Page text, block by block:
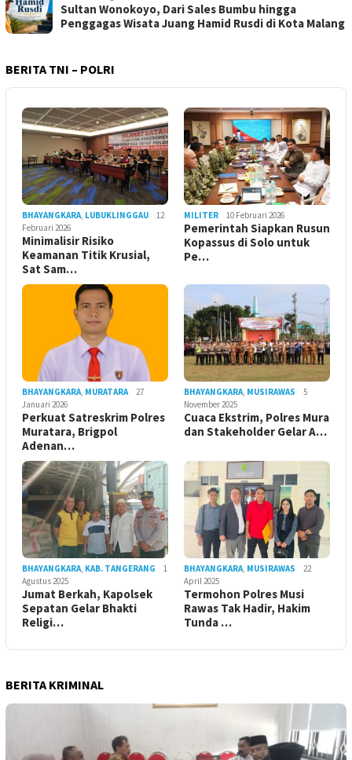
Sultan Wonokoyo, Dari Sales Bumbu hingga
Penggagas Wisata Juang Hamid Rusdi di Kota Malang
BERITA TNI – POLRI
BHAYANGKARA LUBUKLINGGAU
12
Februari 2026
Minimalisir Risiko
Keamanan Titik Krusial,
Sat Sam…
MILITER 10 Februari 2026
Pemerintah Siapkan Rusun
Kopassus di Solo untuk
Pe…
BHAYANGKARA MURATARA
27
Januari 2026
Perkuat Satreskrim Polres
Muratara, Brigpol
Adenan…
BHAYANGKARA MUSIRAWAS
5
November 2025
Cuaca Ekstrim, Polres Mura
dan Stakeholder Gelar A…
BHAYANGKARA KAB. TANGERANG
1
Agustus 2025
Jumat Berkah, Kapolsek
Sepatan Gelar Bhakti
Religi…
BHAYANGKARA MUSIRAWAS
22
April 2025
Termohon Polres Musi
Rawas Tak Hadir, Hakim
Tunda …
BERITA KRIMINAL